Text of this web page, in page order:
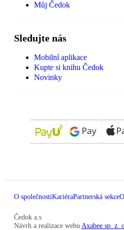
Můj Čedok
Sledujte nás
Mobilní aplikace
Kupte si knihu Čedok
Novinky
O společnostiKariéraPartnerská sekce
Čedok a.s
Návrh a realizace webu Axabee sp. z.